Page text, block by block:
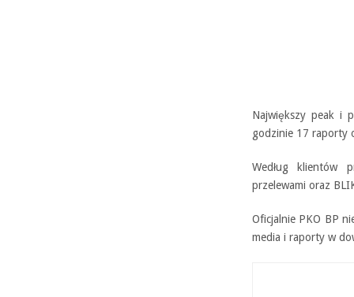
Największy peak i
godzinie 17 raporty
Według klientów
przelewami oraz
Oficjalnie PKO BP
media i raporty w